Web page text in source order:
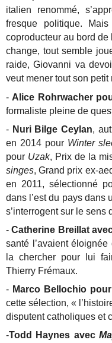
italien renommé,
fresque politique.
coproducteur au bord
change, tout semble
raide, Giovanni va
veut mener tout son
- Alice Rohrwacher
formaliste pleine de
- Nuri Bilge Ceylan,
en 2014 pour Winter
pour Uzak, Prix de la
singes, Grand prix ex-
en 2011, sélectionné
dans l’est du pays dans
s’interrogent sur le sens
-Catherine Breillat
santé l’avaient
la chercher pour lui
Thierry Frémaux.
- Marco Bellochio
cette sélection, «
disputent catholiques et
-Todd Haynes avec